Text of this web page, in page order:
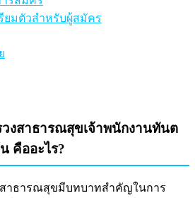
ยมตัวสำหรับผู้สมัคร
งสาธารณสุขเจ้าพนักงานทันต
คืออะไร?
าธารณสุขมีบทบาทสำคัญในการ